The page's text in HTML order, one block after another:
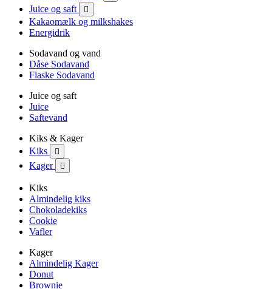
Juice og saft 
Kakaomælk og milkshakes
Energidrik
Sodavand og vand
Dåse Sodavand
Flaske Sodavand
Juice og saft
Juice
Saftevand
Kiks & Kager
Kiks

Kager 
Kiks
Almindelig kiks
Chokoladekiks
Cookie
Vafler
Kager
Almindelig Kager
Donut
Brownie